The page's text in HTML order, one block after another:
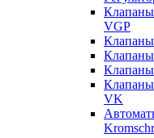
Клапаны
VGP
Клапаны
VK